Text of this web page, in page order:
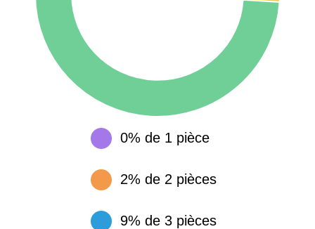
0% de 1 pièce
2% de 2 pièces
9% de 3 pièces